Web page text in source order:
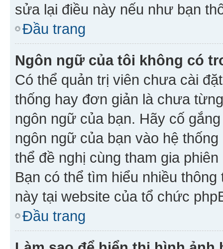
sửa lại điều này nếu như bạn
Đầu trang
Ngôn ngữ của tôi không có
Có thể quản trị viên chưa cài
thống hay đơn giản là chưa
ngôn ngữ của bạn. Hãy cố
ngôn ngữ của bạn vào hệ
thể đề nghị cùng tham gia
Bạn có thể tìm hiểu nhiều
này tại website của tổ chức
Đầu trang